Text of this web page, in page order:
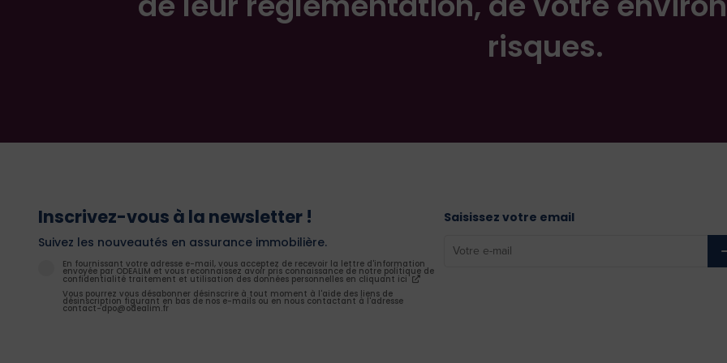
risques.
Inscrivez-vous à la newsletter !
Suivez les nouveautés en assurance immobilière.
En fournissant votre adresse e-mail, vous acceptez de recevoir la lettre d'information
envoyée par ODEALIM et vous reconnaissez avoir pris connaissance de notre politique de
confidentialité traitement et utilisation des données personnelles en cliquant ici
Vous pourrez vous désabonner désinscrire à tout moment à l'aide des liens de
désinscription figurant en bas de nos e-mails ou en nous contactant à l'adresse
contact-dpo@odealim.fr
Saisissez votre email